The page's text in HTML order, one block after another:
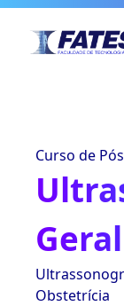
Curso de
Geral
Obstetrícia